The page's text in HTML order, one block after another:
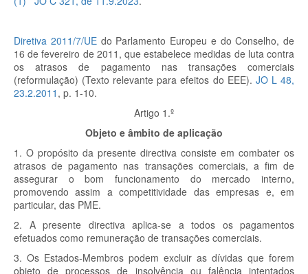
Diretiva 2011/7/UEdo Parlamento Europeu e do Conselho, de
16 de fevereiro de 2011, que estabelece medidas de luta contra
os atrasos de pagamento nas transações comerciais
(reformulação) (Texto relevante para efeitos do EEE). JO L 48,
23.2.2011 , p. 1-10.
Artigo 1.º
Objeto e âmbito de aplicação
1. O propósito da presente directiva consiste em combater os
atrasos de pagamento nas transações comerciais, a fim de
assegurar o bom funcionamento do mercado interno,
promovendo assim a competitividade das empresas e, em
particular, das PME.
2. A presente directiva aplica-se a todos os pagamentos
efetuados como remuneração de transações comerciais.
3. Os Estados-Membros podem excluir as dívidas que forem
objeto de processos de insolvência ou falência intentados